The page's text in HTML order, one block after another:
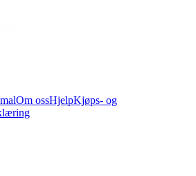
Om ossHjelpKjøps- og